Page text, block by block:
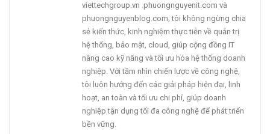
viettechgroup.vn .phuongnguyenit.com và
phuongnguyenblog.com, tôi không ngừng chia
sẻ kiến thức, kinh nghiệm thực tiễn về quản trị
hệ thống, bảo mật, cloud, giúp cộng đồng IT
nâng cao kỹ năng và tối ưu hóa hệ thống doanh
nghiệp. Với tầm nhìn chiến lược về công nghệ,
tôi luôn hướng đến các giải pháp hiện đại, linh
hoạt, an toàn và tối ưu chi phí, giúp doanh
nghiệp tận dụng tối đa công nghệ để phát triển
bền vững.